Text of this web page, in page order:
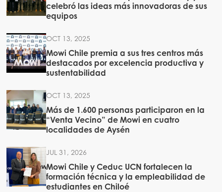
Mowi ChileACTIVE
celebró las ideas más innovadoras de sus
equipos
OCT 13, 2025
Mowi Chile premia a sus tres centros más
destacados por excelencia productiva y
sustentabilidad
OCT 13, 2025
Más de 1.600 personas participaron en la
“Venta Vecino” de Mowi en cuatro
localidades de Aysén
JUL 31, 2026
Mowi Chile y Ceduc UCN fortalecen la
formación técnica y la empleabilidad de
estudiantes en Chiloé